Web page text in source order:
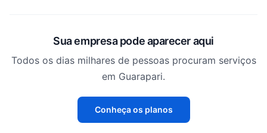
Sua empresa pode aparecer aqui
Todos os dias milhares de pessoas procuram serviços
em Guarapari.
Conheça os planos